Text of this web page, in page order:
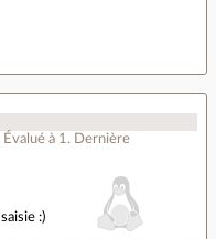
Évalué à 1 . Dernière
:)